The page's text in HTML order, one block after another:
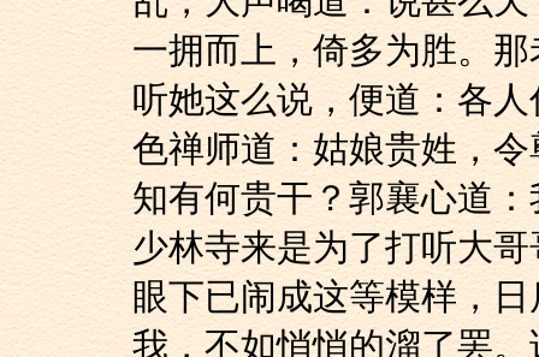
一拥而上，倚多为胜。
听她这么说，便道：各
色禅师道：姑娘贵姓，
知有何贵干？郭襄心道
少林寺来是为了打听大
眼下已闹成这等模样，
我，不如悄悄的溜了罢